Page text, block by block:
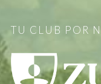
TU CLUB POR